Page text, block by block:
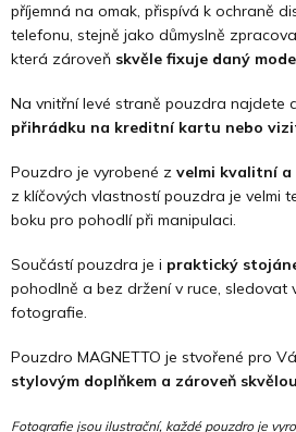
příjemná na omak, přispívá k ochraně
telefonu, stejně jako důmyslně
která zároveň skvěle fixuje daný
Na vnitřní levé straně pouzdra najdete
přihrádku na kreditní kartu nebo
Pouzdro je vyrobené z velmi kvalitní a
z klíčových vlastností pouzdra je velmi
boku pro pohodlí při manipulaci.
Součástí pouzdra je i praktický
pohodlně a bez držení v ruce, sledovat
fotografie.
Pouzdro MAGNETTO je stvořené pro
stylovým doplňkem a zároveň
Fotografie jsou ilustrační, každé pouzdro je